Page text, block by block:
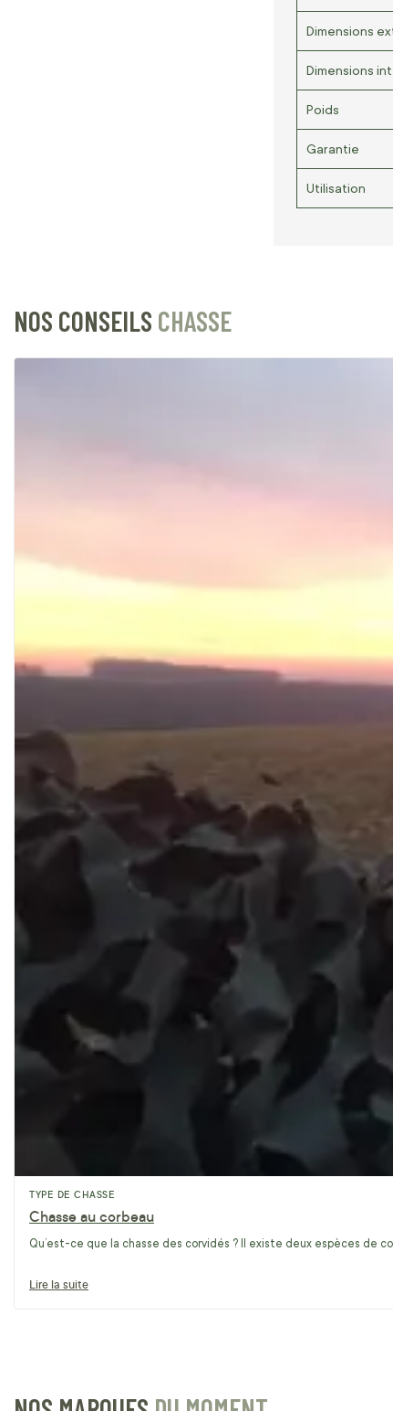
Dimensions
Dimensions
Poids
Garantie
Utilisation
NOS CONSEILS CHASSE
TYPE DE CHASSE
Chasse au corbeau
Qu’est-ce que la chasse des corvidés ? Il existe deux espèces de
Lire la suite